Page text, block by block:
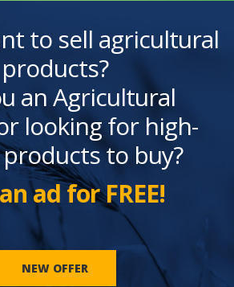
to sell agricultural
products?
an Agricultural
looking for high-
to buy?
ad for FREE!
NEW OFFER